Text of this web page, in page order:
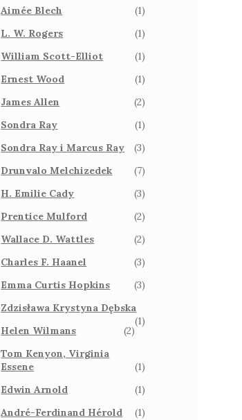
Aimée Blech
(1)
L. W. Rogers
(1)
William Scott-Elliot
(1)
Ernest Wood
(1)
James Allen
(2)
Sondra Ray
(1)
Sondra Ray i Marcus Ray
(3)
Drunvalo Melchizedek
(7)
H. Emilie Cady
(3)
Prentice Mulford
(2)
Wallace D. Wattles
(2)
Charles F. Haanel
(3)
Emma Curtis Hopkins
(3)
Zdzisława Krystyna Dębska
(1)
Helen Wilmans
(2)
Tom Kenyon, Virginia
Essene
(1)
Edwin Arnold
(1)
André-Ferdinand Hérold
(1)